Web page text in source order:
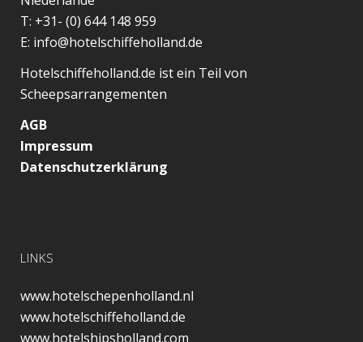
T: +31- (0) 644 148 959
E: info@hotelschiffeholland.de
Hotelschiffeholland.de ist ein Teil von
Scheepsarrangementen
AGB
Impressum
Datenschutzerklärung
LINKS
www.hotelschepenholland.nl
www.hotelschiffeholland.de
www.hotelshipsholland.com